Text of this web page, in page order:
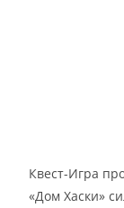
Квест-Игра
«Дом Хаски»